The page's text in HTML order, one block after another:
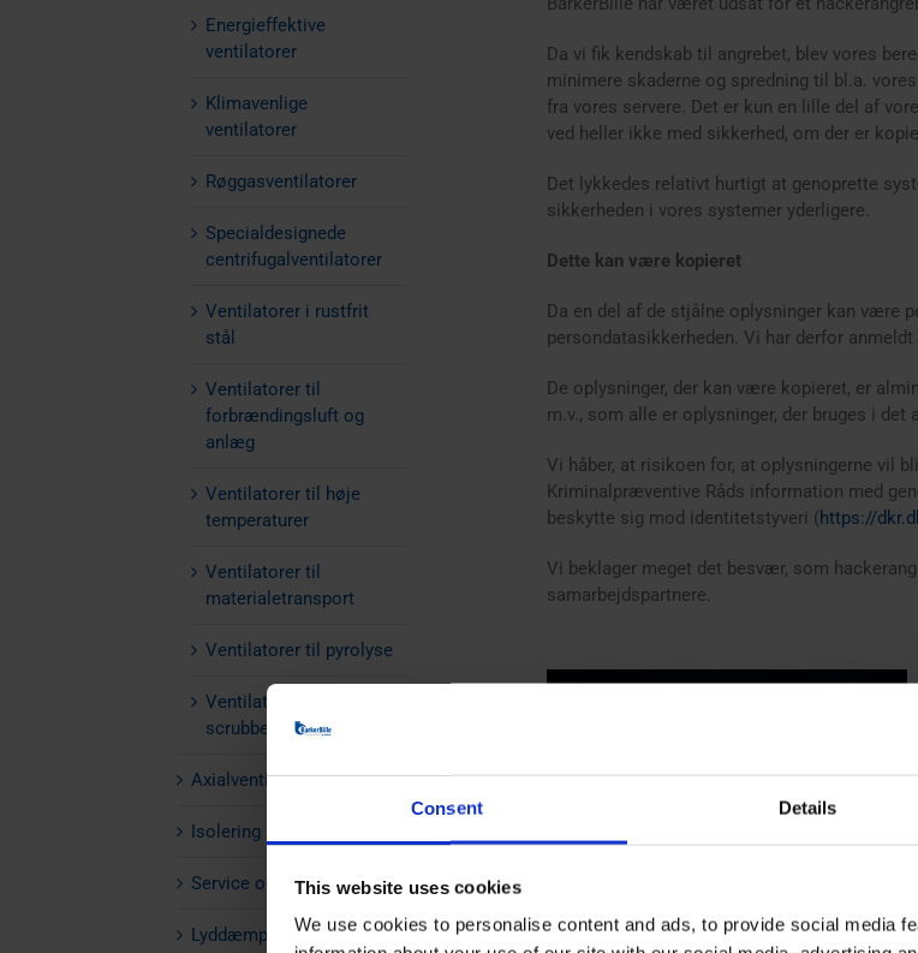
Consent Details
This website uses cookies
We use cookies to personalise content and ads, to provide social media
Da vi fik kendskab til angrebet, blev vores
minimere skaderne og spredning til bl.a.
fra vores servere. Det er kun en lille del af
ved heller ikke med sikkerhed, om der er
Det lykkedes relativt hurtigt at genoprette
sikkerheden i vores systemer yderligere.
Dette kan være kopieret
Da en del af de stjålne oplysninger kan være
persondatasikkerheden. Vi har derfor
De oplysninger, der kan være kopieret, er
m.v., som alle er oplysninger, der bruges i det
Vi håber, at risikoen for, at oplysningerne vil
Kriminalpræventive Råds information med
beskytte sig mod identitetstyveri (https://
Vi beklager meget det besvær, som
samarbejdspartnere.
Energieffektive
ventilatorer
Klimavenlige
ventilatorer
Røggasventilatorer
Specialdesignede
centrifugalventilatorer
Ventilatorer i rustfrit
stål
Ventilatorer til
forbrændingsluft og
anlæg
Ventilatorer til høje
temperaturer
Ventilatorer til
materialetransport
Ventilatorer til pyrolyse
Ventilatorer til
scrubberanlæg
Axialventilatorer
Isolering af ventilator
Service og vedligehold
Lyddæmpere